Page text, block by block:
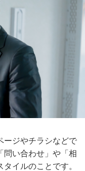
ージやチラシなどで
問い合わせ」や「相
イルのことです。